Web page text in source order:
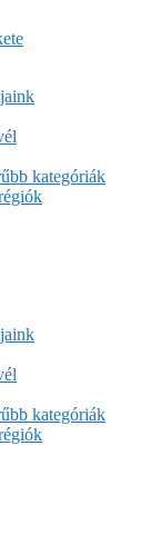
kategóriák
kategóriák